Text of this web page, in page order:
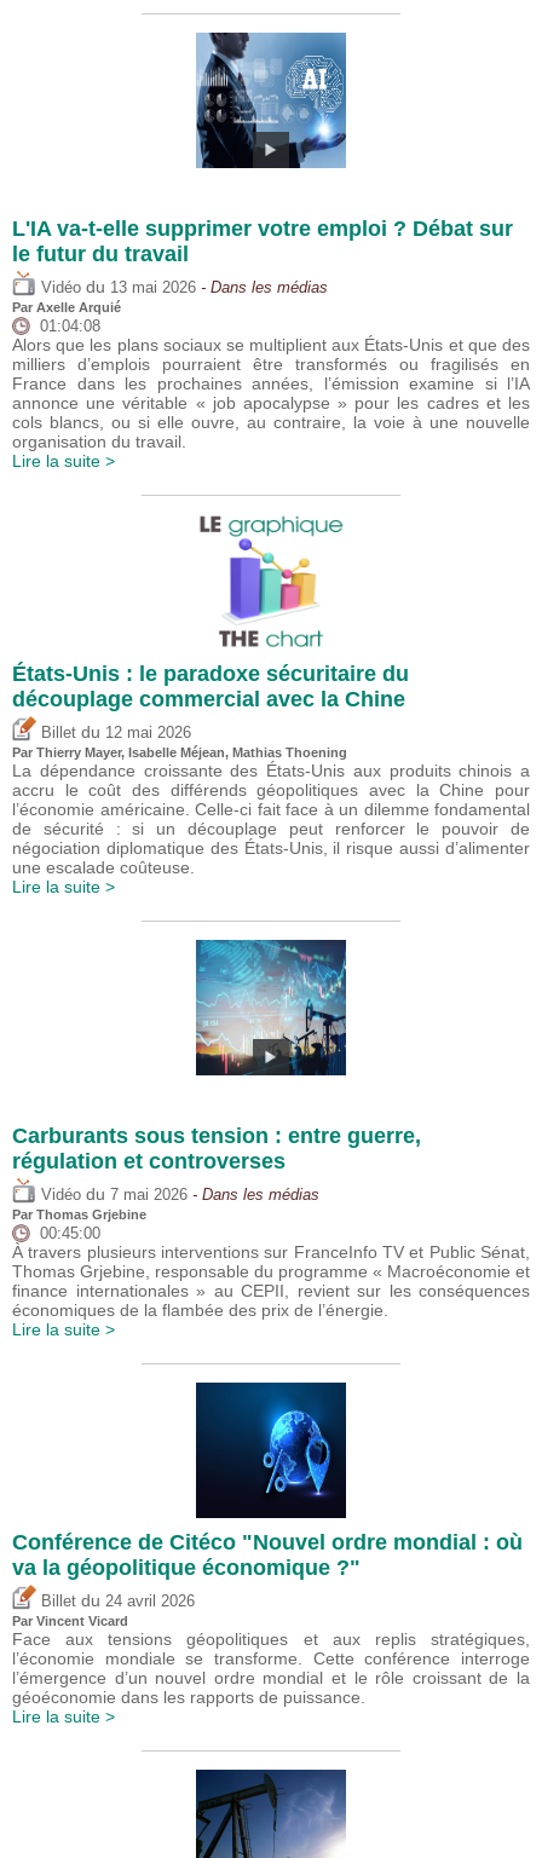
L'IA va-t-elle supprimer votre emploi ? Débat sur
le futur du travail
Vidéo du 13 mai 2026 - Dans les médias
Par Axelle Arquié
01:04:08
Alors que les plans sociaux se multiplient aux États-Unis et que des
milliers d’emplois pourraient être transformés ou fragilisés en
France dans les prochaines années, l’émission examine si l’IA
annonce une véritable « job apocalypse » pour les cadres et les
cols blancs, ou si elle ouvre, au contraire, la voie à une nouvelle
organisation du travail.
Lire la suite >
États-Unis : le paradoxe sécuritaire du
découplage commercial avec la Chine
Billet du 12 mai 2026
Par Thierry Mayer, Isabelle Méjean, Mathias Thoening
La dépendance croissante des États-Unis aux produits chinois a
accru le coût des différends géopolitiques avec la Chine pour
l’économie américaine. Celle-ci fait face à un dilemme fondamental
de sécurité : si un découplage peut renforcer le pouvoir de
négociation diplomatique des États-Unis, il risque aussi d’alimenter
une escalade coûteuse.
Lire la suite >
Carburants sous tension : entre guerre,
régulation et controverses
Vidéo du 7 mai 2026 - Dans les médias
Par Thomas Grjebine
00:45:00
À travers plusieurs interventions sur FranceInfo TV et Public Sénat,
Thomas Grjebine, responsable du programme « Macroéconomie et
finance internationales » au CEPII, revient sur les conséquences
économiques de la flambée des prix de l’énergie.
Lire la suite >
Conférence de Citéco "Nouvel ordre mondial : où
va la géopolitique économique ?"
Billet du 24 avril 2026
Par Vincent Vicard
Face aux tensions géopolitiques et aux replis stratégiques,
l’économie mondiale se transforme. Cette conférence interroge
l’émergence d’un nouvel ordre mondial et le rôle croissant de la
géoéconomie dans les rapports de puissance.
Lire la suite >